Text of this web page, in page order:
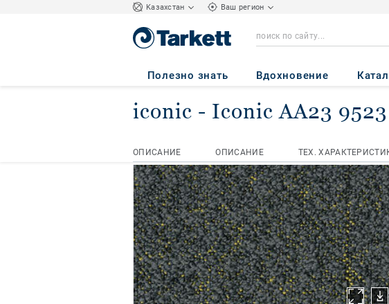
Kазахстан Ваш регион
Полезно знать Вдохновение
iconic - Iconic AA23 9523
ОПИСАНИЕ ОПИСАНИЕ ТЕХ.
Домашняя страница Коммерческая ковровая